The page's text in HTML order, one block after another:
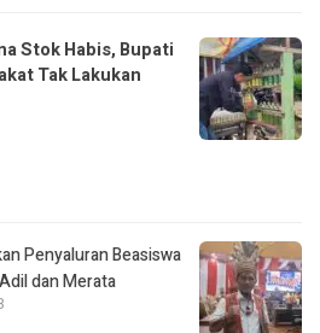
Stok Habis, Bupati
Tak Lakukan
Penyaluran Beasiswa
dan Merata